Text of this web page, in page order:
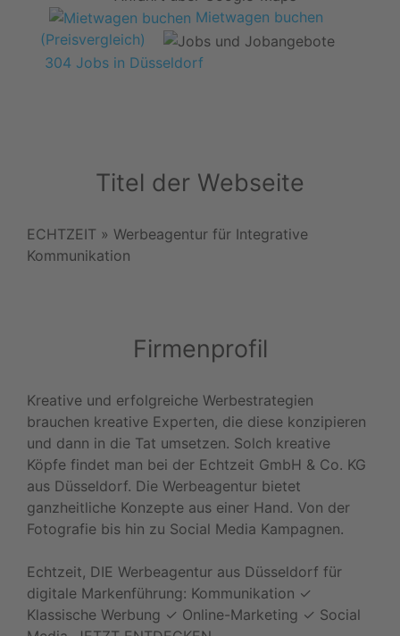
Mietwagen buchen
(Preisvergleich)
304 Jobs in Düsseldorf
Titel der Webseite
ECHTZEIT » Werbeagentur für Integrative
Kommunikation
Firmenprofil
Kreative und erfolgreiche Werbestrategien
brauchen kreative Experten, die diese konzipieren
und dann in die Tat umsetzen. Solch kreative
Köpfe findet man bei der Echtzeit GmbH & Co. KG
aus Düsseldorf. Die Werbeagentur bietet
ganzheitliche Konzepte aus einer Hand. Von der
Fotografie bis hin zu Social Media Kampagnen.
Echtzeit, DIE Werbeagentur aus Düsseldorf für
digitale Markenführung: Kommunikation ✓
Klassische Werbung ✓ Online-Marketing ✓ Social